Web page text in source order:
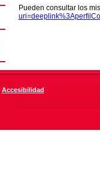
Pueden consultar los
Accesibilidad